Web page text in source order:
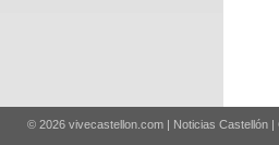
© 2026 vivecastellon.com | Noticias Castellón